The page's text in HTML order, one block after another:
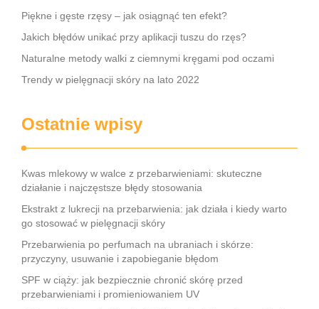
Piękne i gęste rzęsy – jak osiągnąć ten efekt?
Jakich błędów unikać przy aplikacji tuszu do rzęs?
Naturalne metody walki z ciemnymi kręgami pod oczami
Trendy w pielęgnacji skóry na lato 2022
Ostatnie wpisy
Kwas mlekowy w walce z przebarwieniami: skuteczne
działanie i najczęstsze błędy stosowania
Ekstrakt z lukrecji na przebarwienia: jak działa i kiedy warto
go stosować w pielęgnacji skóry
Przebarwienia po perfumach na ubraniach i skórze:
przyczyny, usuwanie i zapobieganie błędom
SPF w ciąży: jak bezpiecznie chronić skórę przed
przebarwieniami i promieniowaniem UV